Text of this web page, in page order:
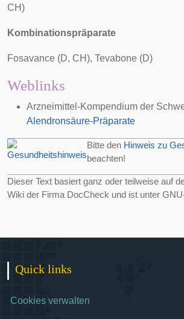
CH)
Kombinationspräparate
Fosavance (D, CH), Tevabone (D)
Weblinks
Arzneimittel-Kompendium der
Alendronsäure-Präparate
Bitte den Hinweis zu
beachten!
Dieser Text basiert ganz oder teilweise auf
Wiki der Firma DocCheck und ist unter
Quick links
Cookies verwalten